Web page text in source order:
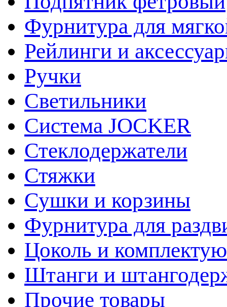
Фурнитура для
Рейлинги и
Ручки
Светильники
Система JOCKER
Стеклодержатели
Стяжки
Сушки и корзины
Фурнитура для
Цоколь и
Штанги и
Прочие товары